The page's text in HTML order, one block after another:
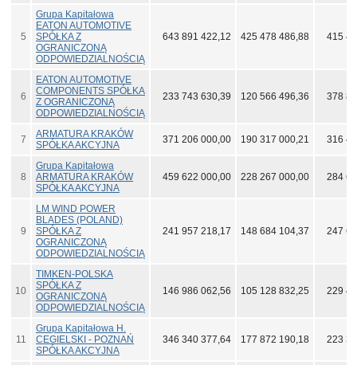
5
Grupa Kapitałowa
EATON AUTOMOTIVE
SPÓŁKA Z
OGRANICZONĄ
ODPOWIEDZIALNOŚCIĄ
643 891 422,12 425 478 486,88 415
6
EATON AUTOMOTIVE
COMPONENTS SPÓŁKA
Z OGRANICZONĄ
ODPOWIEDZIALNOŚCIĄ
233 743 630,39 120 566 496,36 378
7
ARMATURA KRAKÓW
SPÓŁKA AKCYJNA
371 206 000,00 190 317 000,21 316
8
Grupa Kapitałowa
ARMATURA KRAKÓW
SPÓŁKA AKCYJNA
459 622 000,00 228 267 000,00 284
9
LM WIND POWER
BLADES (POLAND)
SPÓŁKA Z
OGRANICZONĄ
ODPOWIEDZIALNOŚCIĄ
241 957 218,17 148 684 104,37 247
10
TIMKEN-POLSKA
SPÓŁKA Z
OGRANICZONĄ
ODPOWIEDZIALNOŚCIĄ
146 986 062,56 105 128 832,25 229
11
Grupa Kapitałowa H.
CEGIELSKI - POZNAŃ
SPÓŁKA AKCYJNA
346 340 377,64 177 872 190,18 223